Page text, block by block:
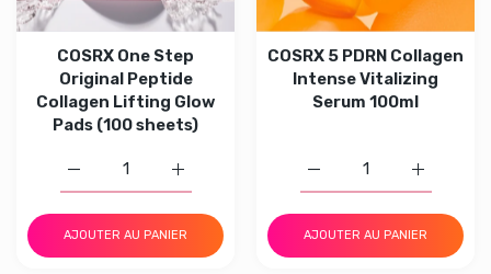
COSRX One Step
Original Peptide
Collagen Lifting Glow
Pads (100 sheets)
Augmenter la quantité de COSRX One
Augmenter la quantité de COSRX One Step Original
AJOUTER AU PANIER
COSRX 5 PDRN Collagen
Intense Vitalizing
Serum 100ml
Augmenter la quantité
AJOUTER AU PANIER